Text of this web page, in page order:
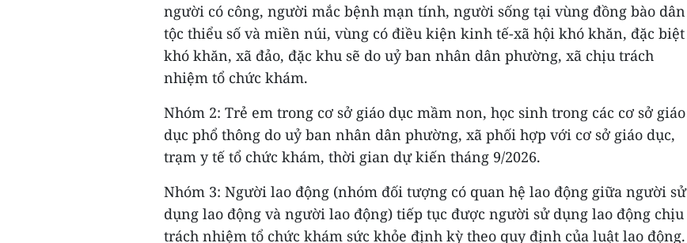
người có công, người mắc bệnh mạn tính, người sống tại vùng đồng bào dân
tộc thiểu số và miền núi, vùng có điều kiện kinh tế-xã hội khó khăn, đặc biệt
khó khăn, xã đảo, đặc khu sẽ do uỷ ban nhân dân phường, xã chịu trách
nhiệm tổ chức khám.
Nhóm 2: Trẻ em trong cơ sở giáo dục mầm non, học sinh trong các cơ sở giáo
dục phổ thông do uỷ ban nhân dân phường, xã phối hợp với cơ sở giáo dục,
trạm y tế tổ chức khám, thời gian dự kiến tháng 9/2026.
Nhóm 3: Người lao động (nhóm đối tượng có quan hệ lao động giữa người sử
dụng lao động và người lao động) tiếp tục được người sử dụng lao động chịu
trách nhiệm tổ chức khám sức khỏe định kỳ theo quy định của luật lao động.